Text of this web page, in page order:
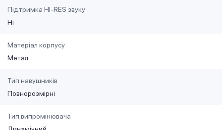
Підтримка HI-RES звуку
Ні
Матеріал корпусу
Метал
Тип навушників
Повнорозмірні
Тип випромінювача